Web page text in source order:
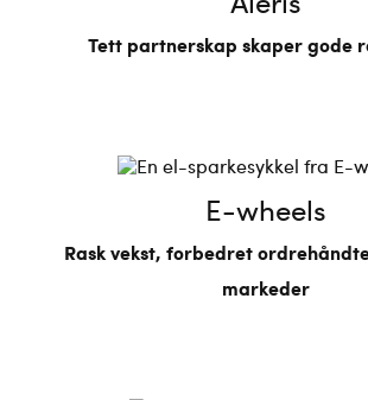
Tett partnerskap skaper gode
E-wheels
Rask vekst, forbedret
markeder